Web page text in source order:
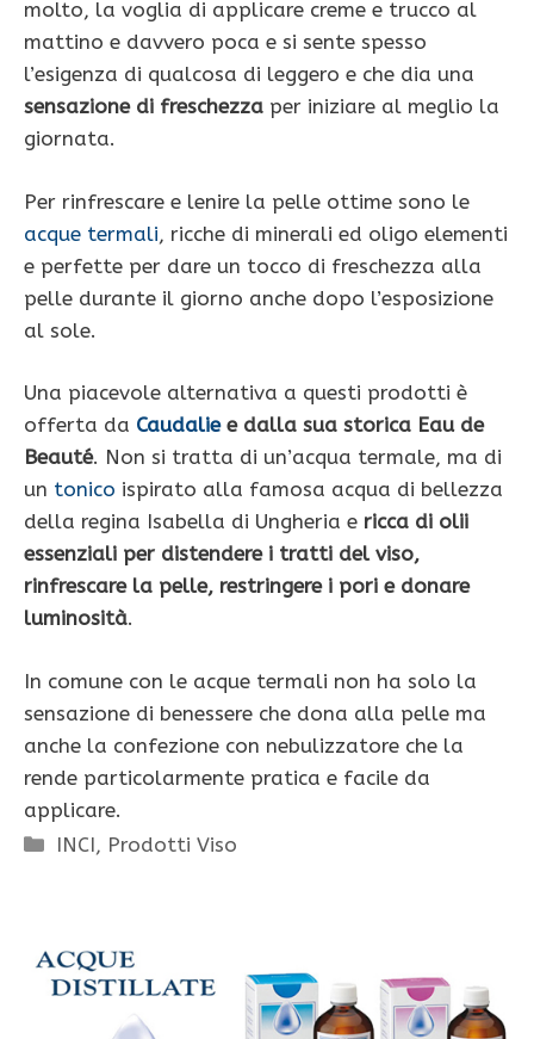
molto, la voglia di applicare creme e trucco al
mattino e davvero poca e si sente spesso
l’esigenza di qualcosa di leggero e che dia una
sensazione di freschezza per iniziare al meglio la
giornata.
Per rinfrescare e lenire la pelle ottime sono le
acque termali, ricche di minerali ed oligo elementi
e perfette per dare un tocco di freschezza alla
pelle durante il giorno anche dopo l’esposizione
al sole.
Una piacevole alternativa a questi prodotti è
offerta da Caudaliee dalla sua storica Eau de
Beauté. Non si tratta di un’acqua termale, ma di
un tonico ispirato alla famosa acqua di bellezza
della regina Isabella di Ungheria e ricca di olii
essenziali per distendere i tratti del viso,
rinfrescare la pelle, restringere i pori e donare
luminosità.
In comune con le acque termali non ha solo la
sensazione di benessere che dona alla pelle ma
anche la confezione con nebulizzatore che la
rende particolarmente pratica e facile da
applicare.
Categorie
INCI, Prodotti Viso